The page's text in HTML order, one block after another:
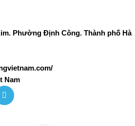
Phường Định Công. Thành phố Hà
Nam